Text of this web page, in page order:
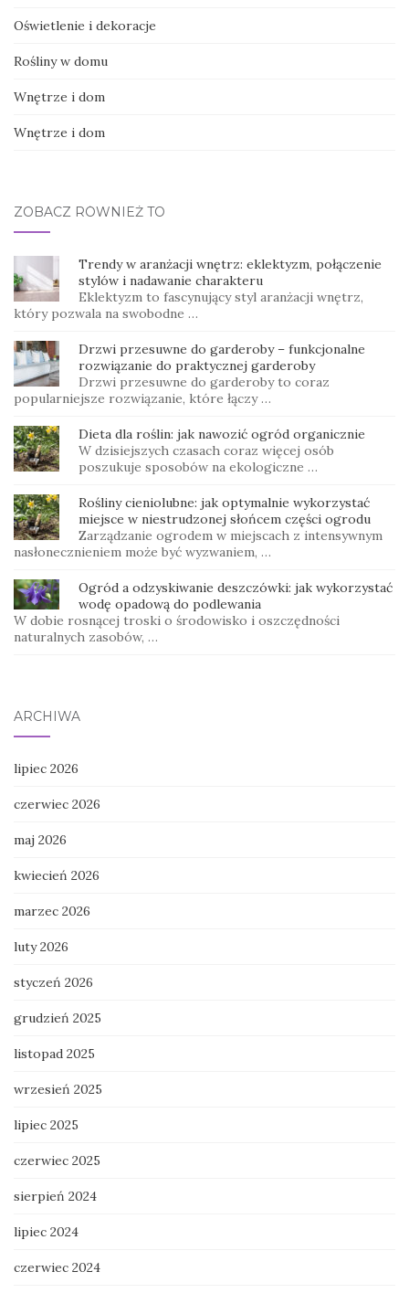
Oświetlenie i dekoracje
Rośliny w domu
Wnętrze i dom
Wnętrze i dom
ZOBACZ RÓWNIEŻ TO
Trendy w aranżacji wnętrz: eklektyzm, połączenie
stylów i nadawanie charakteru
Eklektyzm to fascynujący styl aranżacji wnętrz,
który pozwala na swobodne …
Drzwi przesuwne do garderoby – funkcjonalne
rozwiązanie do praktycznej garderoby
Drzwi przesuwne do garderoby to coraz
popularniejsze rozwiązanie, które łączy …
Dieta dla roślin: jak nawozić ogród organicznie
W dzisiejszych czasach coraz więcej osób
poszukuje sposobów na ekologiczne …
Rośliny cieniolubne: jak optymalnie wykorzystać
miejsce w niestrudzonej słońcem części ogrodu
Zarządzanie ogrodem w miejscach z intensywnym
nasłonecznieniem może być wyzwaniem, …
Ogród a odzyskiwanie deszczówki: jak wykorzystać
wodę opadową do podlewania
W dobie rosnącej troski o środowisko i oszczędności
naturalnych zasobów, …
ARCHIWA
lipiec 2026
czerwiec 2026
maj 2026
kwiecień 2026
marzec 2026
luty 2026
styczeń 2026
grudzień 2025
listopad 2025
wrzesień 2025
lipiec 2025
czerwiec 2025
sierpień 2024
lipiec 2024
czerwiec 2024